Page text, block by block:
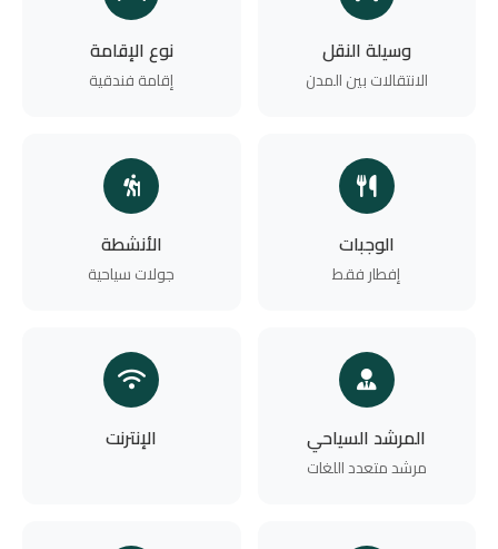
وسيلة النقل
الانتقالات بين المدن
نوع الإقامة
إقامة فندقية
الوجبات
إفطار فقط
الأنشطة
جولات سياحية
المرشد السياحي
مرشد متعدد اللغات
الإنترنت